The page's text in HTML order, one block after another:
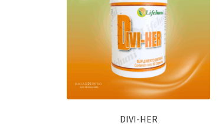
DIVI-HER